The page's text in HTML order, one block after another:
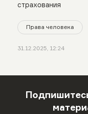
страхования
Права человека
31.12.2025, 12:24